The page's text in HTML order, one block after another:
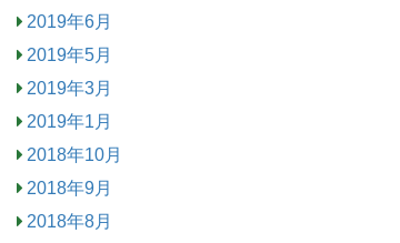
2019年6月
2019年5月
2019年3月
2019年1月
2018年10月
2018年9月
2018年8月